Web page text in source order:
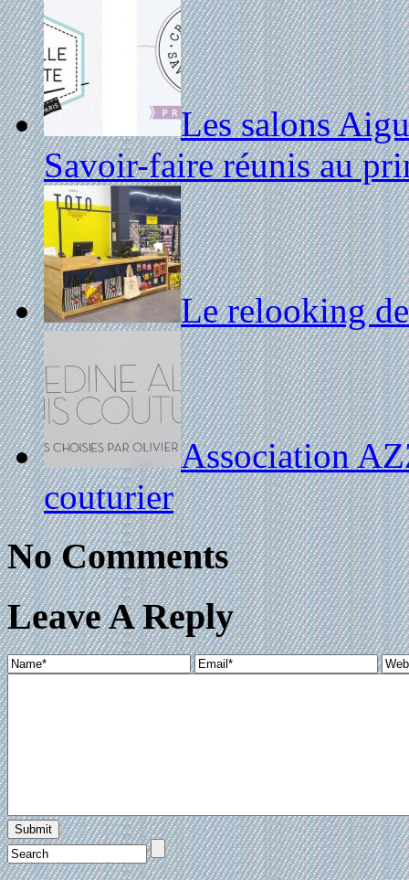
Les salons
Savoir-faire réunis au
Le relooking
Association
couturier
No Comments
Leave A Reply